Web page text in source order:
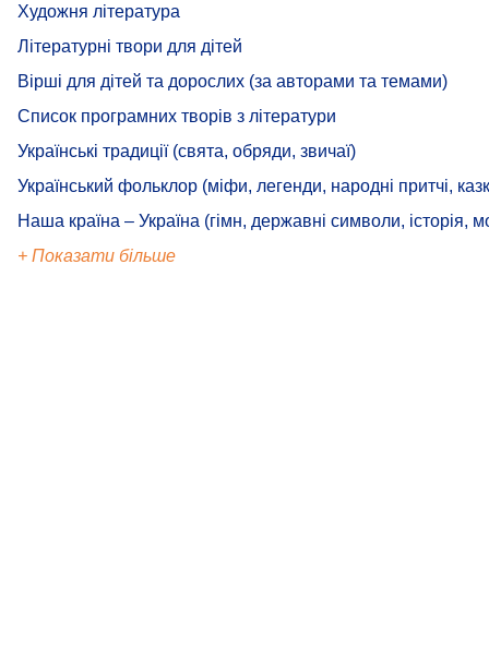
Художня література
Літературні твори для дітей
Вірші для дітей та дорослих (за авторами та темами)
Список програмних творів з літератури
Українські традиції (свята, обряди, звичаї)
Український фольклор (міфи, легенди, народні притчі,
Наша країна – Україна (гімн, державні символи, історія,
+ Показати більше